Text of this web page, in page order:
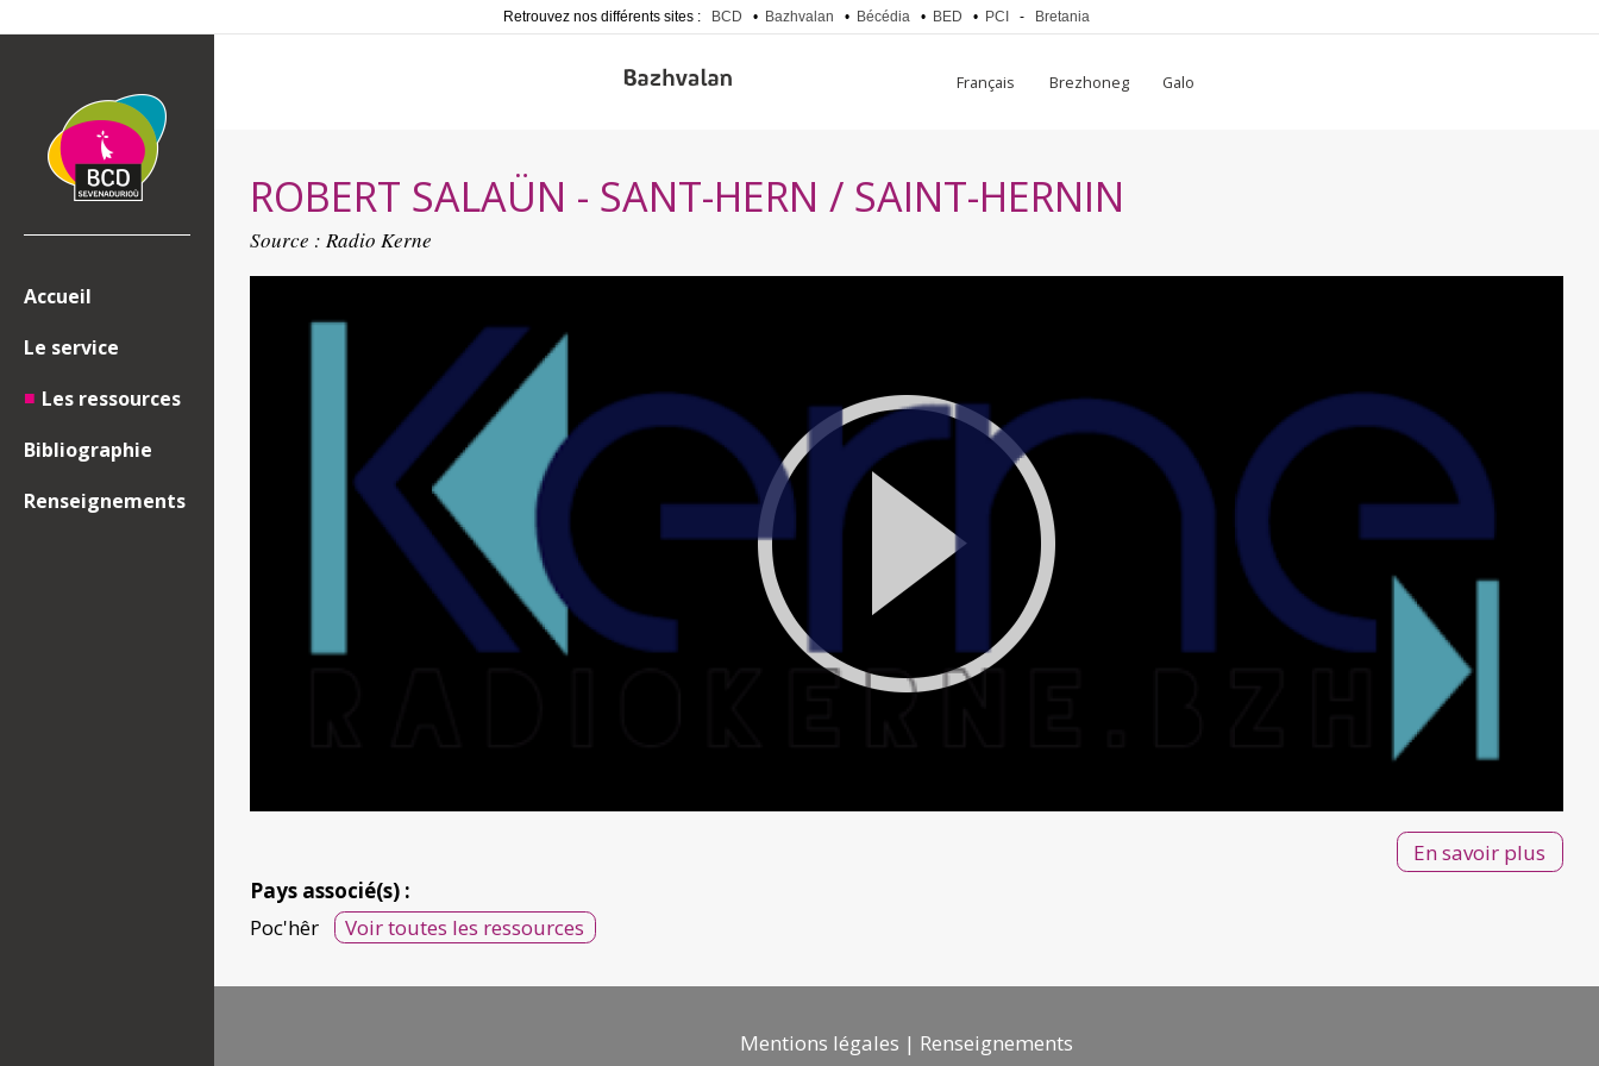
Retrouvez nos différents sites : BCD • Bazhvalan • Bécédia • BED • PCI - Bretania
Accueil
Le service
Les ressources
Bibliographie
Renseignements
Français Brezhoneg Galo
ROBERT SALAÜN - SANT-HERN / SAINT-HERNIN
Source : Radio Kerne
En savoir plus
Pays associé(s) :
Poc'hêr
Voir toutes les ressources
Mentions légales Renseignements